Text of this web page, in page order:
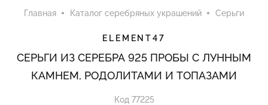
Главная Каталог серебряных украшений Серьги
ELEMENT47
СЕРЬГИ ИЗ СЕРЕБРА 925 ПРОБЫ С ЛУННЫМ
КАМНЕМ, РОДОЛИТАМИ И ТОПАЗАМИ
Код 77225